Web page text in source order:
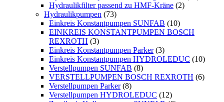
Hydraulikfilter passend zu HMF-Kräne (2)
Hydraulikpumpen (73)
Einkreis Konstantpumpen SUNFAB (10)
EINKREIS KONSTANTPUMPEN BOSCH
REXROTH (3)
Einkreis Konstantpumpen Parker (3)
Einkreis Konstantpumpen HYDROLEDUC (10)
Verstellpumpen SUNFAB (8)
VERSTELLPUMPEN BOSCH REXROTH (6)
Verstellpumpen Parker (8)
Verstellpumpen HYDROLEDUC (12)